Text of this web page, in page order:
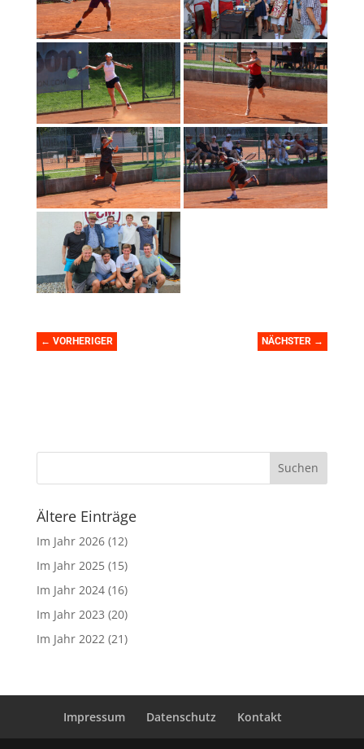
← VORHERIGER NÄCHSTER →
Suchen
Ältere Einträge
Im Jahr 2026(12)
Im Jahr 2025(15)
Im Jahr 2024(16)
Im Jahr 2023 (20)
Im Jahr 2022 (21)
Impressum Datenschutz Kontakt